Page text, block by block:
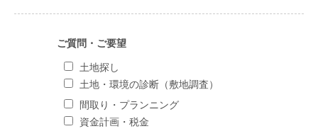
ご質問・ご要望
土地探し
土地・環境の診断（敷地調査）
間取り・プランニング
資金計画・税金